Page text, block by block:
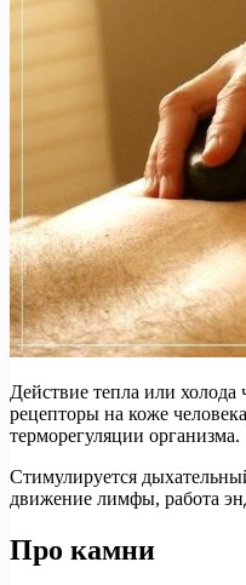
Действие тепла или
рецепторы на коже
терморегуляции организма.
Стимулируется
движение лимфы, работа
Про камни